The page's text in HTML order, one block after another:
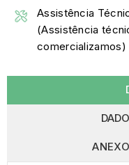
Assistência
(Assistência
comercializamos)